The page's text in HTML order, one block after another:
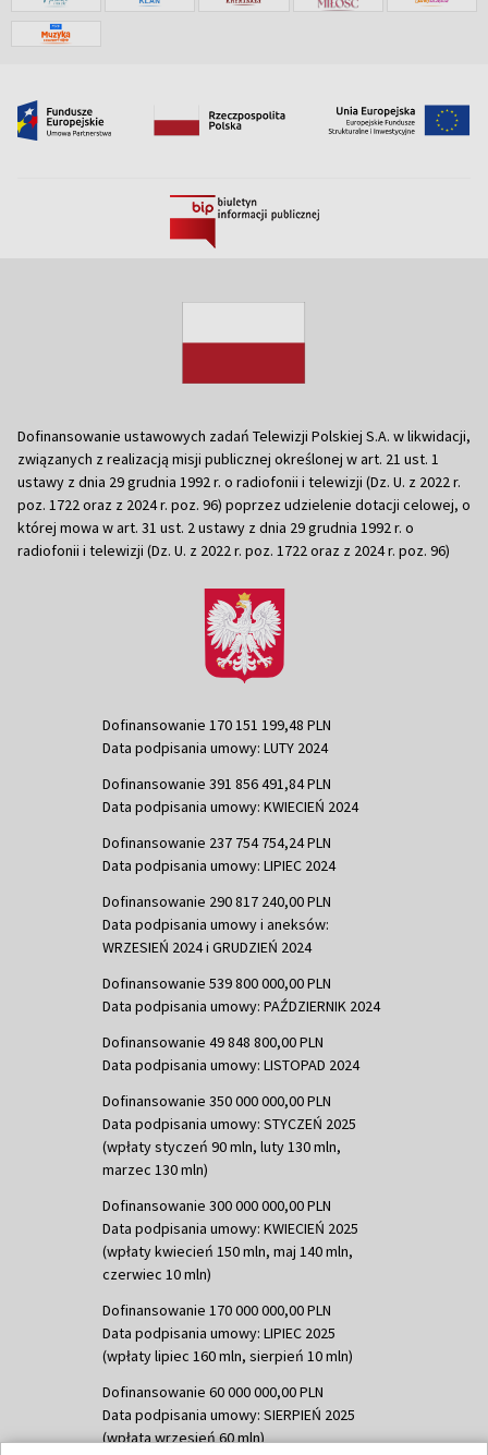
Dofinansowanie ustawowych zadań Telewizji Polskiej S.A. w likwidacji,
związanych z realizacją misji publicznej określonej w art. 21 ust. 1
ustawy z dnia 29 grudnia 1992 r. o radiofonii i telewizji (Dz. U. z 2022 r.
poz. 1722 oraz z 2024 r. poz. 96) poprzez udzielenie dotacji celowej, o
której mowa w art. 31 ust. 2 ustawy z dnia 29 grudnia 1992 r. o
radiofonii i telewizji (Dz. U. z 2022 r. poz. 1722 oraz z 2024 r. poz. 96)
Dofinansowanie 170 151 199,48 PLN
Data podpisania umowy: LUTY 2024
Dofinansowanie 391 856 491,84 PLN
Data podpisania umowy: KWIECIEŃ 2024
Dofinansowanie 237 754 754,24 PLN
Data podpisania umowy: LIPIEC 2024
Dofinansowanie 290 817 240,00 PLN
Data podpisania umowy i aneksów:
WRZESIEŃ 2024 i GRUDZIEŃ 2024
Dofinansowanie 539 800 000,00 PLN
Data podpisania umowy: PAŹDZIERNIK 2024
Dofinansowanie 49 848 800,00 PLN
Data podpisania umowy: LISTOPAD 2024
Dofinansowanie 350 000 000,00 PLN
Data podpisania umowy: STYCZEŃ 2025
(wpłaty styczeń 90 mln, luty 130 mln,
marzec 130 mln)
Dofinansowanie 300 000 000,00 PLN
Data podpisania umowy: KWIECIEŃ 2025
(wpłaty kwiecień 150 mln, maj 140 mln,
czerwiec 10 mln)
Dofinansowanie 170 000 000,00 PLN
Data podpisania umowy: LIPIEC 2025
(wpłaty lipiec 160 mln, sierpień 10 mln)
Dofinansowanie 60 000 000,00 PLN
Data podpisania umowy: SIERPIEŃ 2025
(wpłata wrzesień 60 mln)